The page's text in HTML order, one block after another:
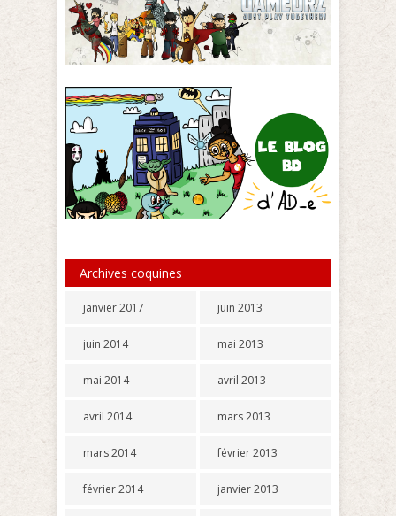
Archives coquines
janvier 2017
juin 2014
mai 2014
avril 2014
mars 2014
février 2014
juin 2013
mai 2013
avril 2013
mars 2013
février 2013
janvier 2013